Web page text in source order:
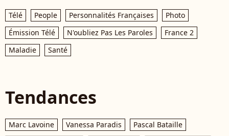
Télé People Personnalités Françaises
Photo
Émission Télé
N'oubliez Pas Les Paroles
France 2
Maladie
Santé
Tendances
Marc Lavoine Vanessa Paradis
Pascal Bataille